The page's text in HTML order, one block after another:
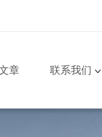
章 联系我们